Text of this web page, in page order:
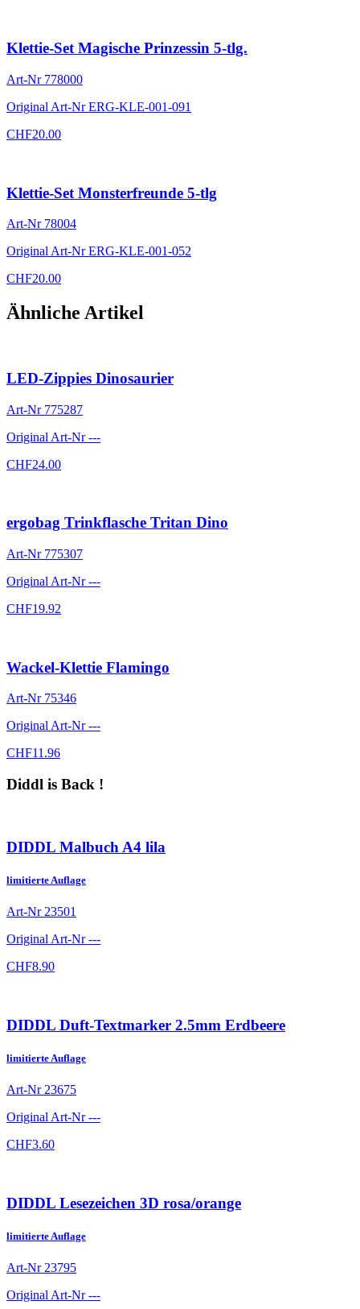
Klettie-Set Magische Prinzessin 5-tlg.
Art-Nr 778000
Original Art-NrERG-KLE-001-091
CHF20.00
Klettie-Set Monsterfreunde 5-tlg
Art-Nr 78004
Original Art-NrERG-KLE-001-052
CHF20.00
Ähnliche Artikel
LED-Zippies Dinosaurier
Art-Nr 775287
Original Art-Nr---
CHF24.00
ergobag Trinkflasche Tritan Dino
Art-Nr 775307
Original Art-Nr---
CHF19.92
Wackel-Klettie Flamingo
Art-Nr 75346
Original Art-Nr---
CHF11.96
Diddl is Back !
DIDDL Malbuch A4 lila
limitierte Auflage
Art-Nr 23501
Original Art-Nr---
CHF8.90
DIDDL Duft-Textmarker 2.5mm Erdbeere
limitierte Auflage
Art-Nr 23675
Original Art-Nr---
CHF3.60
DIDDL Lesezeichen 3D rosa/orange
limitierte Auflage
Art-Nr 23795
Original Art-Nr---